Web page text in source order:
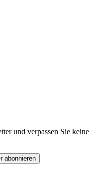
und verpassen Sie keine
abonnieren